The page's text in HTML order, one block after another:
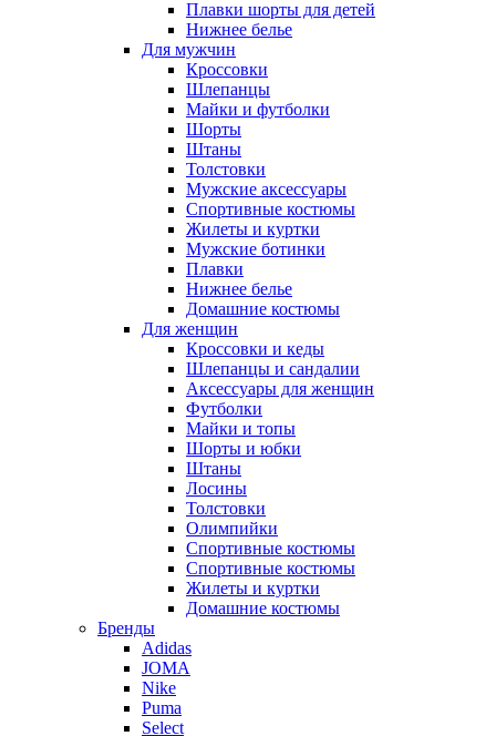
Плавки шорты для детей
Нижнее белье
Для мужчин
Кроссовки
Шлепанцы
Майки и футболки
Шорты
Штаны
Толстовки
Мужские аксессуары
Спортивные костюмы
Жилеты и куртки
Мужские ботинки
Плавки
Нижнее белье
Домашние костюмы
Для женщин
Кроссовки и кеды
Шлепанцы и сандалии
Аксессуары для женщин
Футболки
Майки и топы
Шорты и юбки
Штаны
Лосины
Толстовки
Олимпийки
Спортивные костюмы
Спортивные костюмы
Жилеты и куртки
Домашние костюмы
Бренды
Adidas
JOMA
Nike
Puma
Select